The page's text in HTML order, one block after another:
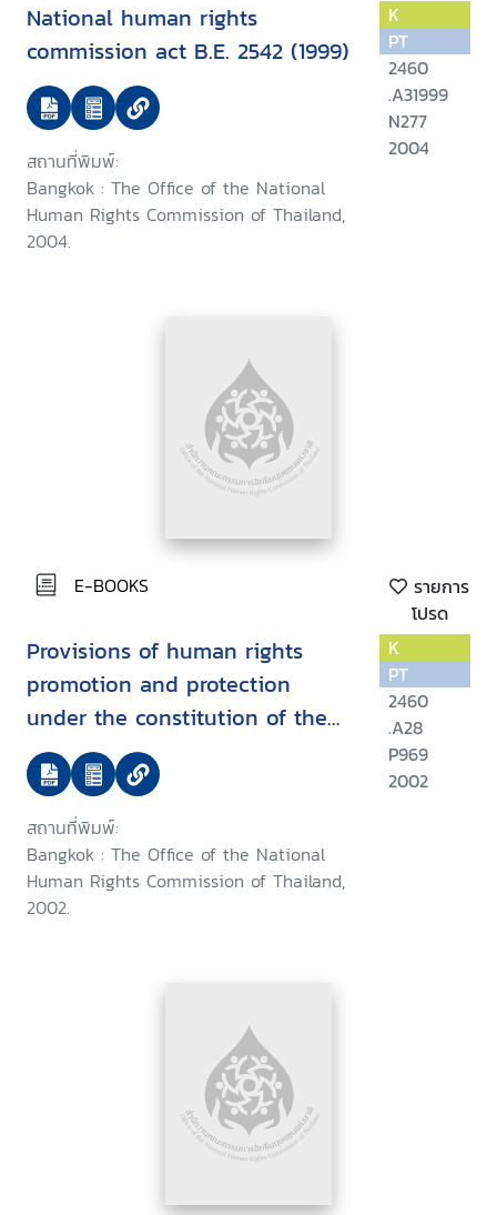
National human rights
commission act B.E. 2542 (1999)
สถานที่พิมพ์:
Bangkok : The Office of the National
Human Rights Commission of Thailand,
2004.
K
PT
2460
.A31999
N277
2004
E-BOOKS
รายการ
โปรด
Provisions of human rights
promotion and protection
under the constitution of the
kingdom of Thailand B.E. 2540
(1997) and National human
rights commission act B.E. 2542
(1999)
สถานที่พิมพ์:
Bangkok : The Office of the National
Human Rights Commission of Thailand,
2002.
K
PT
2460
.A28
P969
2002